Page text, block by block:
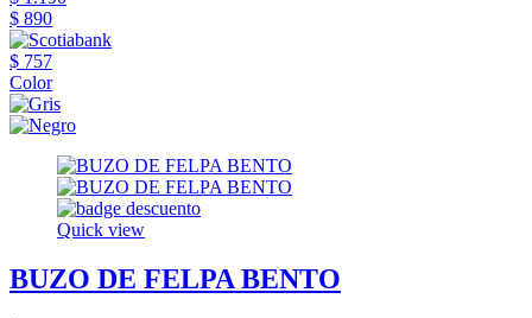
$ 890
$ 757
Color
Quick view
BUZO DE FELPA BENTO